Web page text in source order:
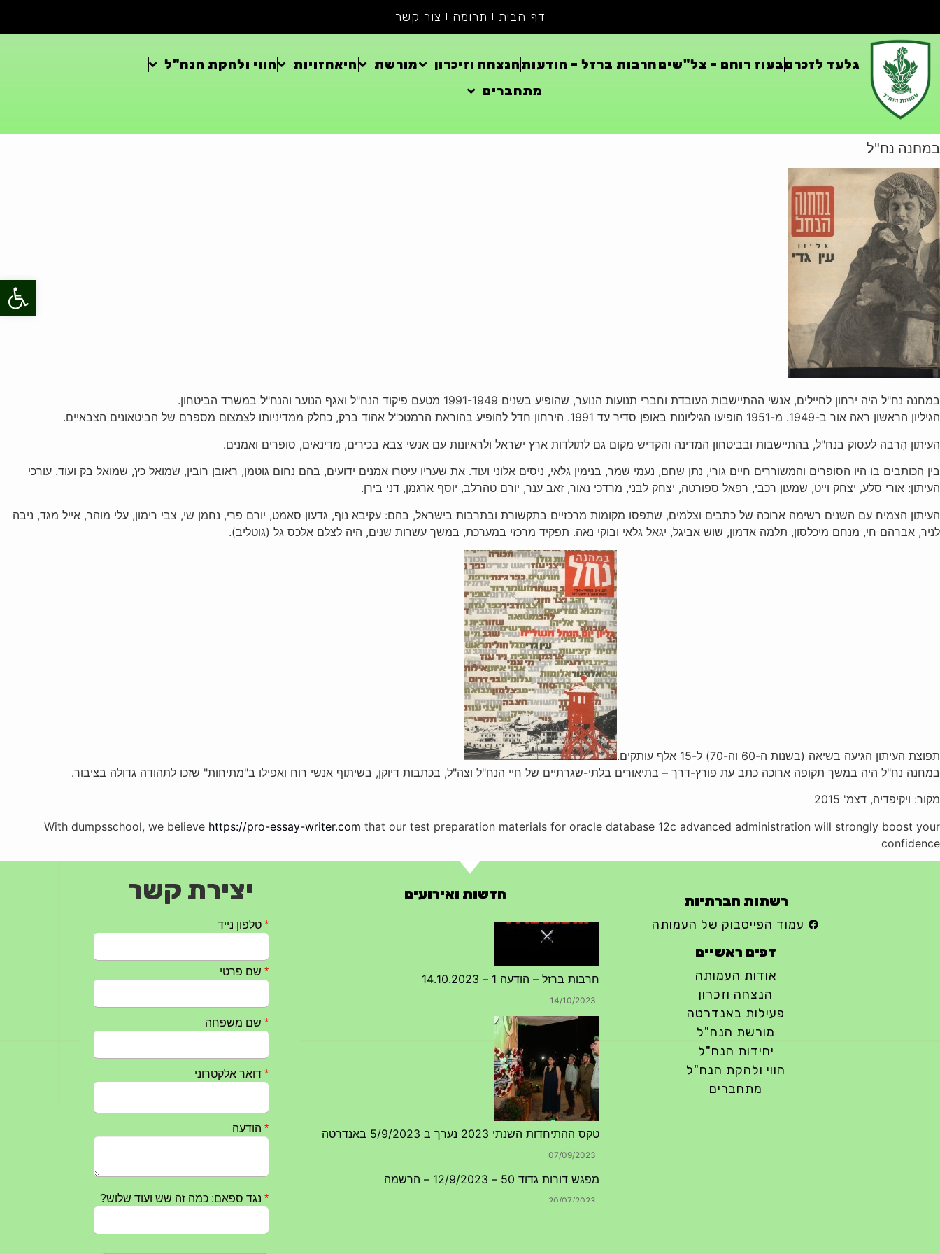
פתח
דף הבית תרומה צור קשר
גלעד לזכרםבעוז רוחם – צל"שיםחרבות ברזל – הודעותהנצחה וזיכרון מורשת היאחזויות
הווי ולהקת הנח"ל
מתחברים
במחנה נח"ל
במחנה נח"ל היה ירחון לחיילים, אנשי ההתיישבות העובדת וחברי תנועות הנוער, שהופיע בשנים 1991-1949 מטעם פיקוד הנח"ל ואגף הנוער והנח"ל במשרד הביטחון.
הגיליון הראשון ראה אור ב-1949. מ-1951 הופיעו הגיליונות באופן סדיר עד 1991. הירחון חדל להופיע בהוראת הרמטכ"ל אהוד ברק, כחלק ממדיניותו לצמצום מספרם של הביטאונים הצבאיים.
העיתון הִרבה לעסוק בנח"ל, בהתיישבות ובביטחון המדינה והקדיש מקום גם לתולדות ארץ ישראל ולראיונות עם אנשי צבא בכירים, מדינאים, סופרים ואמנים.
בין הכותבים בו היו הסופרים והמשוררים חיים גורי, נתן שחם, נעמי שמר, בנימין גלאי, ניסים אלוני ועוד. את שעריו עיטרו אמנים ידועים, בהם נחום גוטמן, ראובן רובין, שמואל כץ, שמואל בק ועוד. עורכי
העיתון: אורי סלע, יצחק וייט, שמעון רכבי, רפאל ספורטה, יצחק לבני, מרדכי נאור, זאב ענר, יורם טהרלב, יוסף ארגמן, דני בירן.
העיתון הצמיח עם השנים רשימה ארוכה של כתבים וצלמים, שתפסו מקומות מרכזיים בתקשורת ובתרבות בישראל, בהם: עקיבא נוף, גדעון סאמט, יורם פרי, נחמן שי, צבי רימון, עלי מוהר, אייל מגד, ניבה
לניר, אברהם חי, מנחם מיכלסון, תלמה אדמון, שוש אביגל, יגאל גלאי ובוקי נאה. תפקיד מרכזי במערכת, במשך עשרות שנים, היה לצלם אלכס גל (גוטליב).
תפוצת העיתון הגיעה בשיאה (בשנות ה-60 וה-70) ל-15 אלף עותקים.
במחנה נח"ל היה במשך תקופה ארוכה כתב עת פורץ-דרך – בתיאורים בלתי-שגרתיים של חיי הנח"ל וצה"ל, בכתבות דיוקן, בשיתוף אנשי רוח ואפילו ב"מתיחות" שזכו לתהודה גדולה בציבור.
מקור: ויקיפדיה, דצמ' 2015
With dumpsschool, we believe https://pro-essay-writer.com that our test preparation materials for oracle database 12c advanced administration will strongly boost your
confidence
רשתות חברתיות
עמוד הפייסבוק של העמותה
דפים ראשיים
אודות העמותה
הנצחה וזכרון
פעילות באנדרטה
מורשת הנח"ל
יחידות הנח"ל
הווי ולהקת הנח"ל
מתחברים
חדשות ואירועים
טקס ההתיחדות השנתי 2023 נערך ב 5/9/2023 באנדרטה
07/09/2023
מפגש דורות גדוד 50 – 12/9/2023 – הרשמה
20/07/2023
יצירת קשר